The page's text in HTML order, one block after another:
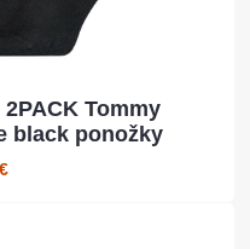
2PACK Tommy
black ponožky